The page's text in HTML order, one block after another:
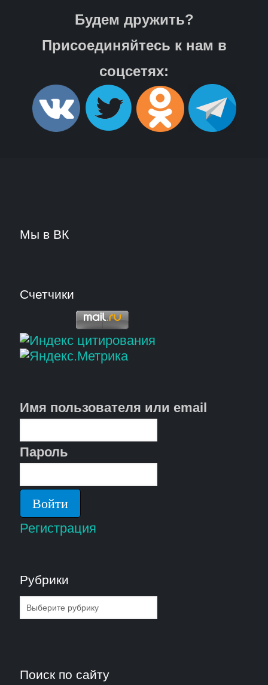
Будем дружить?
Присоединяйтесь к нам в
соцсетях:
Мы в ВК
Счетчики
Имя пользователя или email
Пароль
Регистрация
Рубрики
Рубрики
Поиск по сайту